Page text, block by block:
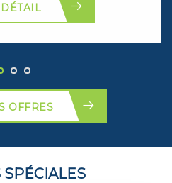
OFFRES
SPÉCIALES